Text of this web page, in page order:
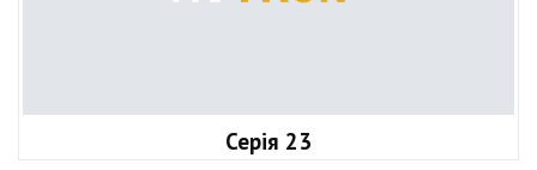
Серія 23